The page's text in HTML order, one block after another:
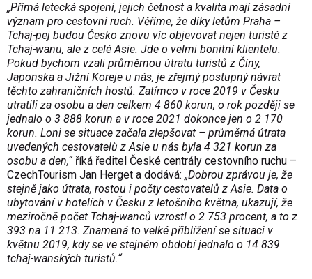
„Přímá letecká spojení, jejich četnost a kvalita mají zásadní
význam pro cestovní ruch. Věříme, že díky letům Praha –
Tchaj-pej budou Česko znovu víc objevovat nejen turisté z
Tchaj-wanu, ale z celé Asie. Jde o velmi bonitní klientelu.
Pokud bychom vzali průměrnou útratu turistů z Číny,
Japonska a Jižní Koreje u nás, je zřejmý postupný návrat
těchto zahraničních hostů. Zatímco v roce 2019 v Česku
utratili za osobu a den celkem 4 860 korun, o rok později se
jednalo o 3 888 korun a v roce 2021 dokonce jen o 2 170
korun. Loni se situace začala zlepšovat – průměrná útrata
uvedených cestovatelů z Asie u nás byla 4 321 korun za
osobu a den,“ říká ředitel České centrály cestovního ruchu –
CzechTourism Jan Herget a dodává: „Dobrou zprávou je, že
stejně jako útrata, rostou i počty cestovatelů z Asie. Data o
ubytování v hotelích v Česku z letošního května, ukazují, že
meziročně počet Tchaj-wanců vzrostl o 2 753 procent, a to z
393 na 11 213. Znamená to velké přiblížení se situaci v
květnu 2019, kdy se ve stejném období jednalo o 14 839
tchaj-wanských turistů.“